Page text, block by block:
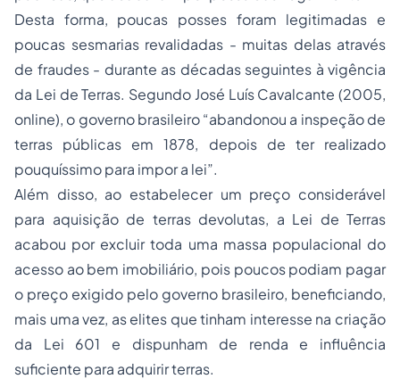
Desta forma, poucas posses foram legitimadas e
poucas sesmarias revalidadas - muitas delas através
de fraudes - durante as décadas seguintes à vigência
da Lei de Terras. Segundo José Luís Cavalcante (2005,
online), o governo brasileiro “abandonou a inspeção de
terras públicas em 1878, depois de ter realizado
pouquíssimo para impor a lei”.
Além disso, ao estabelecer um preço considerável
para aquisição de terras devolutas, a Lei de Terras
acabou por excluir toda uma massa populacional do
acesso ao bem imobiliário, pois poucos podiam pagar
o preço exigido pelo governo brasileiro, beneficiando,
mais uma vez, as elites que tinham interesse na criação
da Lei 601 e dispunham de renda e influência
suficiente para adquirir terras.